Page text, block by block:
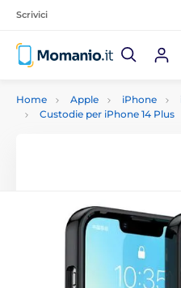
Scrivici
Home Apple iPhone
Custodie per iPhone 14 Plus